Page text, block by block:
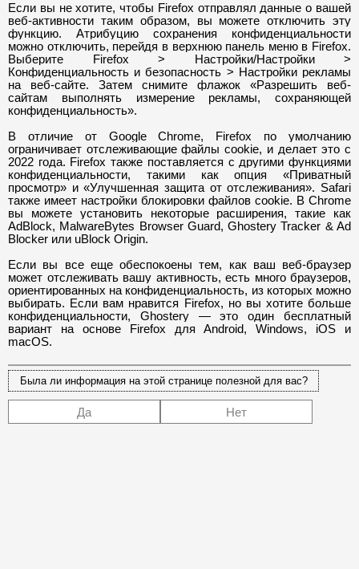
Если вы не хотите, чтобы Firefox отправлял данные о вашей
веб-активности таким образом, вы можете отключить эту
функцию. Атрибуцию сохранения конфиденциальности
можно отключить, перейдя в верхнюю панель меню в Firefox.
Выберите Firefox > Настройки/Настройки >
Конфиденциальность и безопасность > Настройки рекламы
на веб-сайте. Затем снимите флажок «Разрешить веб-
сайтам выполнять измерение рекламы, сохраняющей
конфиденциальность».
В отличие от Google Chrome, Firefox по умолчанию
ограничивает отслеживающие файлы cookie, и делает это с
2022 года. Firefox также поставляется с другими функциями
конфиденциальности, такими как опция «Приватный
просмотр» и«Улучшенная защита от отслеживания». Safari
также имеет настройки блокировки файлов cookie. В Chrome
вы можете установить некоторые расширения, такие как
AdBlock, MalwareBytes Browser Guard, Ghostery Tracker & Ad
Blocker или uBlock Origin.
Если вы все еще обеспокоены тем, как ваш веб-браузер
может отслеживать вашу активность, есть много браузеров,
ориентированных на конфиденциальность, из которых можно
выбирать. Если вам нравится Firefox, но вы хотите больше
конфиденциальности, Ghostery —это один бесплатный
вариант на основе Firefox для Android, Windows, iOS и
macOS.
Была ли информация на этой странице полезной для вас?
Да Нет